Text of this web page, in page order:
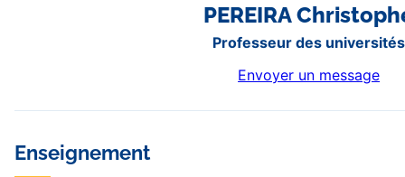
PEREIRA
Professeur des universités
Envoyer un message
Enseignement